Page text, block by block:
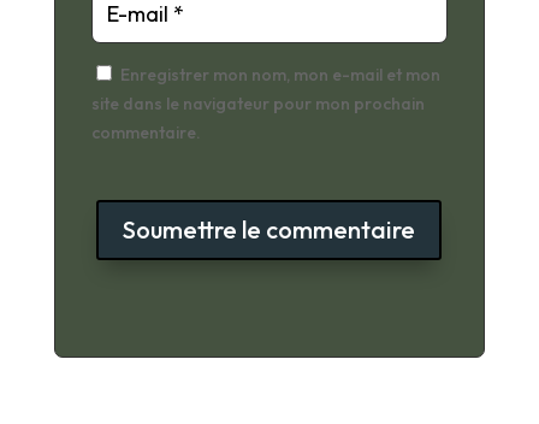
Enregistrer mon nom, mon e-mail et mon
site dans le navigateur pour mon prochain
commentaire.
Soumettre le commentaire